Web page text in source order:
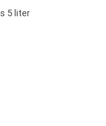
5 liter